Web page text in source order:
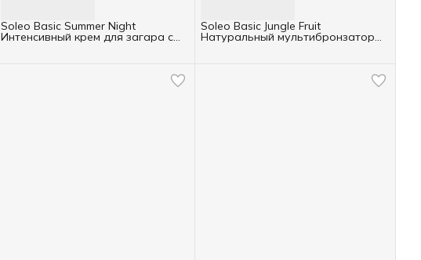
Soleo Basic Summer Night
Интенсивный крем для загара с
Soleo Basic Jungle Fruit
Натуральный мультибронзатор